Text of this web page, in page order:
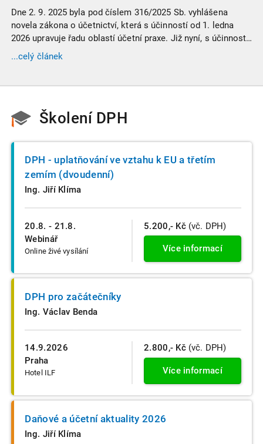
Dne 2. 9. 2025 byla pod číslem 316/2025 Sb. vyhlášena
novela zákona o účetnictví, která s účinností od 1. ledna
2026 upravuje řadu oblastí účetní praxe. Již nyní, s účinností
od 3. září 2025, platí nová, zvýšená kritéria pro zařazení firem
do velikostních a použijí se zpětně již pro účetní období
...celý článek
Školení DPH
20.8. - 21.8.
Webinář
Online živé vysílání
DPH - uplatňování ve vztahu k EU a třetím
zemím (dvoudenní)
Ing. Jiří Klíma
5.200,- Kč (vč. DPH)
Více informací
14.9.2026
Praha
Hotel ILF
DPH pro začátečníky
Ing. Václav Benda
2.800,- Kč (vč. DPH)
Více informací
Daňové a účetní aktuality 2026
Ing. Jiří Klíma